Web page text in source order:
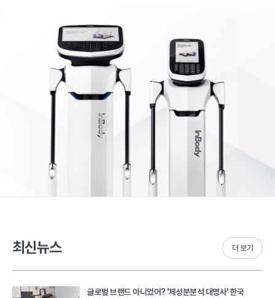
최신뉴스
글로벌 브랜드 아니었어? '체성분분석 대명사' 한국
더 보기